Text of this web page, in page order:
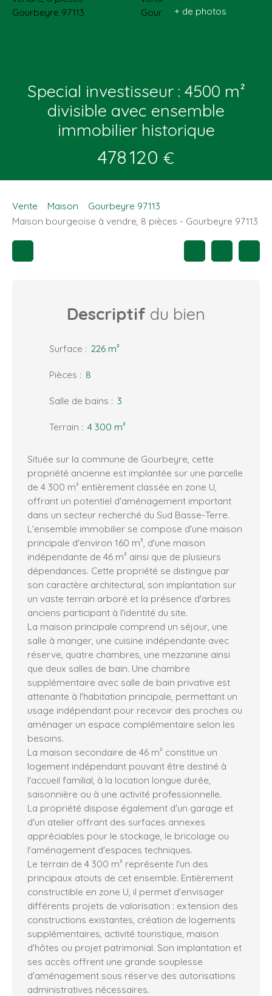
+ de photos
Special investisseur : 4500 m²
divisible avec ensemble
immobilier historique
478 120 €
Vente Maison
Gourbeyre 97113
Maison bourgeoise à vendre, 8 pièces - Gourbeyre 97113
Descriptif du bien
Surface : 226 m²
Pièces : 8
Salle de bains : 3
Terrain : 4 300 m²
Située sur la commune de Gourbeyre, cette
propriété ancienne est implantée sur une parcelle
de 4 300 m² entièrement classée en zone U,
offrant un potentiel d'aménagement important
dans un secteur recherché du Sud Basse-Terre.
L'ensemble immobilier se compose d'une maison
principale d'environ 160 m², d'une maison
indépendante de 46 m² ainsi que de plusieurs
dépendances. Cette propriété se distingue par
son caractère architectural, son implantation sur
un vaste terrain arboré et la présence d'arbres
anciens participant à l'identité du site.
La maison principale comprend un séjour, une
salle à manger, une cuisine indépendante avec
réserve, quatre chambres, une mezzanine ainsi
que deux salles de bain. Une chambre
supplémentaire avec salle de bain privative est
attenante à l'habitation principale, permettant un
usage indépendant pour recevoir des proches ou
aménager un espace complémentaire selon les
besoins.
La maison secondaire de 46 m² constitue un
logement indépendant pouvant être destiné à
l'accueil familial, à la location longue durée,
saisonnière ou à une activité professionnelle.
La propriété dispose également d'un garage et
d'un atelier offrant des surfaces annexes
appréciables pour le stockage, le bricolage ou
l'aménagement d'espaces techniques.
Le terrain de 4 300 m² représente l'un des
principaux atouts de cet ensemble. Entièrement
constructible en zone U, il permet d'envisager
différents projets de valorisation : extension des
constructions existantes, création de logements
supplémentaires, activité touristique, maison
d'hôtes ou projet patrimonial. Son implantation et
ses accès offrent une grande souplesse
d'aménagement sous réserve des autorisations
administratives nécessaires.